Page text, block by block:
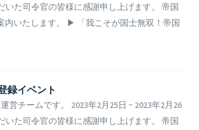
た司令官の皆様に感謝申し上げます。 帝国
内いたします。 ▶ 「我こそが国士無双！帝国
録イベント
チームです。 2023年2月25日 ~ 2023年2月26
た司令官の皆様に感謝申し上げます。 帝国